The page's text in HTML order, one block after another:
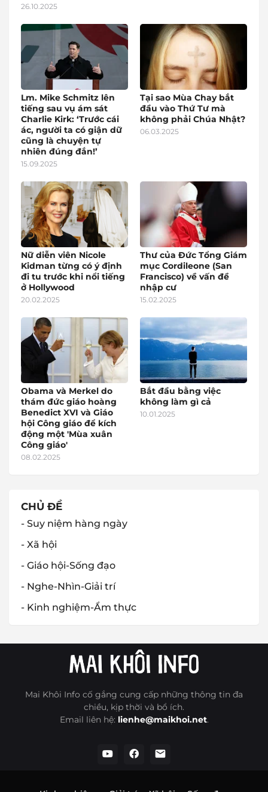
26.10.2025
Lm. Mike Schmitz lên
tiếng sau vụ ám sát
Charlie Kirk: ‘Trước cái
ác, người ta có giận dữ
cũng là chuyện tự
nhiên đúng đắn!’
15.09.2025
Tại sao Mùa Chay bắt
đầu vào Thứ Tư mà
không phải Chúa Nhật?
06.03.2025
Nữ diễn viên Nicole
Kidman từng có ý định
đi tu trước khi nổi tiếng
ở Hollywood
20.02.2025
Thư của Đức Tổng Giám
mục Cordileone (San
Francisco) về vấn đề
nhập cư
15.02.2025
Obama và Merkel do
thám đức giáo hoàng
Benedict XVI và Giáo
hội Công giáo để kích
động một 'Mùa xuân
Công giáo'
08.02.2025
Bắt đầu bằng việc
không làm gì cả
10.01.2025
CHỦ ĐỀ
- Suy niệm hàng ngày
- Xã hội
- Giáo hội-Sống đạo
- Nghe-Nhìn-Giải trí
- Kinh nghiệm-Ẩm thực
Mai Khôi Info cố gắng cung cấp những thông tin đa
chiều, kịp thời và bổ ích.
Email liên hệ: lienhe@maikhoi.net.